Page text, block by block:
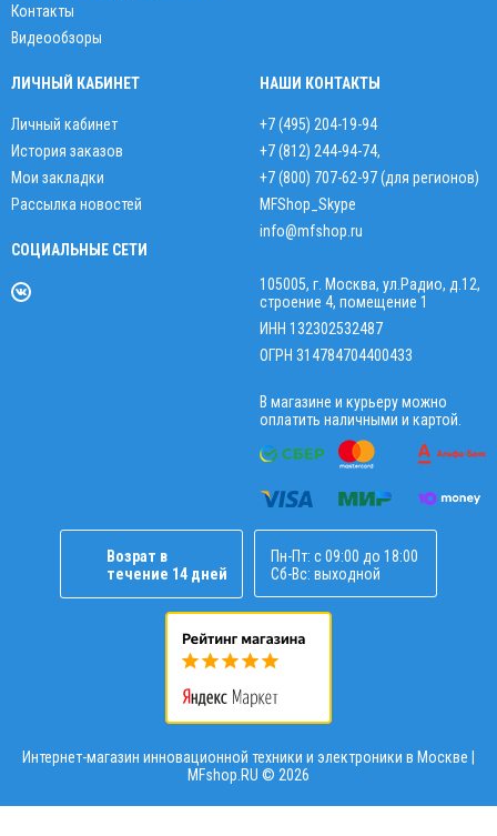
Контакты
Видеообзоры
ЛИЧНЫЙ КАБИНЕТ
Личный кабинет
История заказов
Мои закладки
Рассылка новостей
СОЦИАЛЬНЫЕ СЕТИ
НАШИ КОНТАКТЫ
+7 (495) 204-19-94
+7 (812) 244-94-74,
+7 (800) 707-62-97 (для регионов)
MFShop_Skype
info@mfshop.ru
105005, г. Москва, ул.Радио, д.12,
строение 4, помещение 1
ИНН 132302532487
ОГРН 314784704400433
В магазине и курьеру можно
оплатить наличными и картой.
Возрат в
течение 14 дней
Пн-Пт: с 09:00 до 18:00
Сб-Вс: выходной
Интернет-магазин инновационной техники и электроники в Москве |
MFshop.RU © 2026